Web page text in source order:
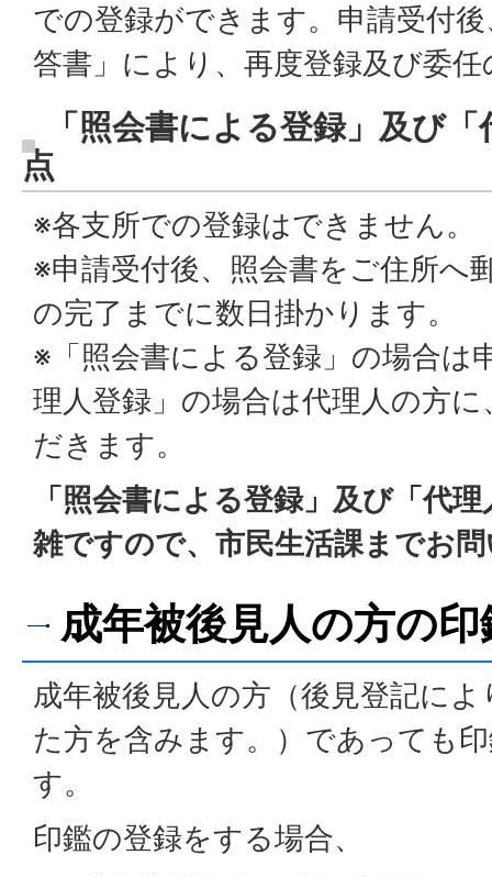
での登録ができます。申請受付
答書」により、再度登録及び委
「照会書による登録」及び
点
※各支所での登録はできません。
※申請受付後、照会書をご住所へ
の完了までに数日掛かります。
※「照会書による登録」の場合は
理人登録」の場合は代理人の方
だきます。
「照会書による登録」及び「代
雑ですので、市民生活課までお
成年被後見人の方の印
成年被後見人の方（後見登記に
た方を含みます。）であっても
す。
印鑑の登録をする場合、